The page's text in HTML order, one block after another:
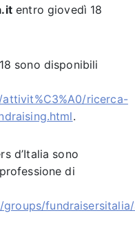
entrogiovedì 18
sono disponibili
ricerca-
.
d’Italia sono
di